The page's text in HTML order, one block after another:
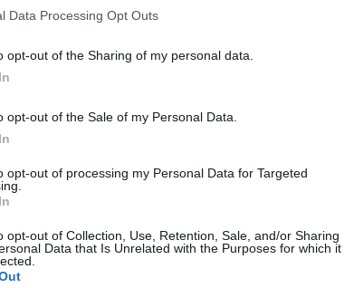
Data Processing Opt Outs
opt-out of the Sharing of my personal data.
opt-out of the Sale of my Personal Data.
opt-out of processing my Personal Data for Targeted
opt-out of Collection, Use, Retention, Sale, and/or Sharing
Data that Is Unrelated with the Purposes for which it
egyszer, aztán már ott a nagyító.
ugrás gombja rögtön fókuszálhatná is a címsávot, mert
kell valami, akkor ahhoz úgyis oda kell nyúlni.
15:07:14
meg mobil verzió is. Bejegyzés is lesz, amint lesz rá időm.
3.0 2020.04.22 17:03:28